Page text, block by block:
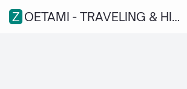
ZOETAMI - TRAVELING & HIKING